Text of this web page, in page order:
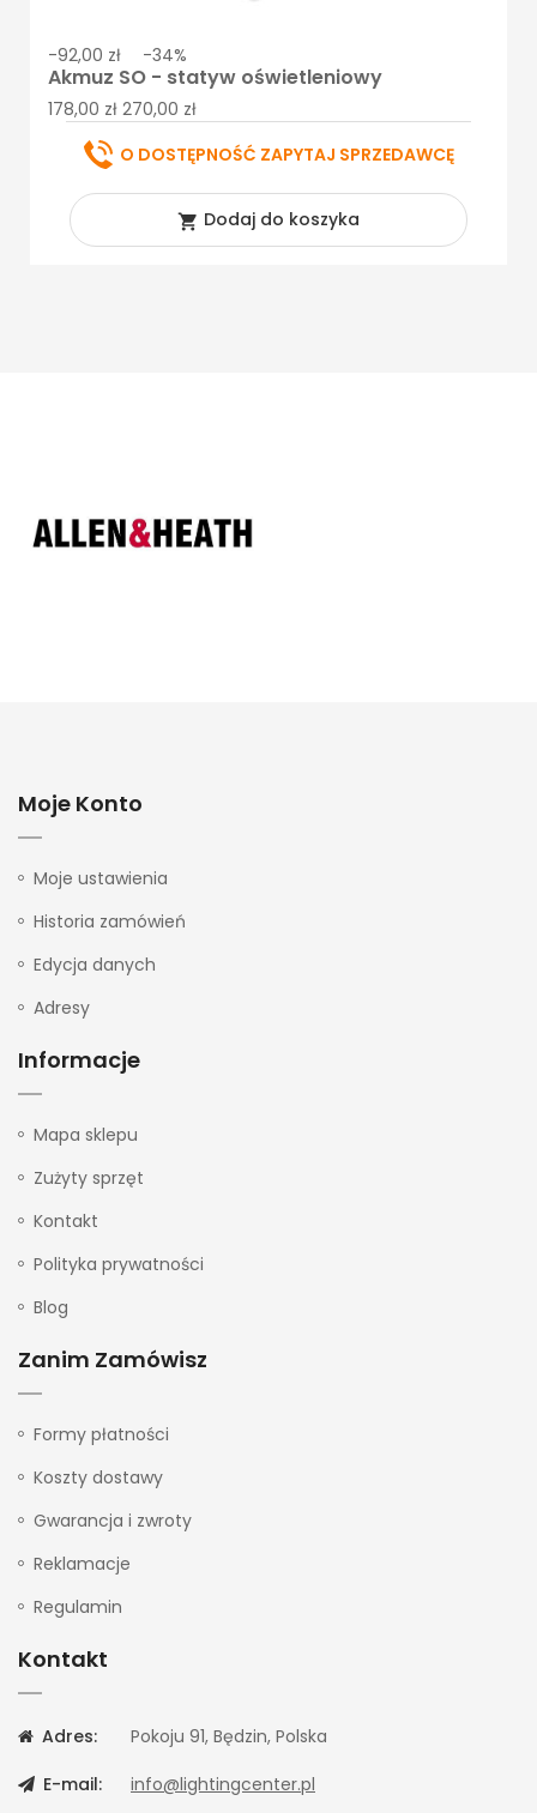
-92,00 zł -34%
Akmuz SO - statyw oświetleniowy
178,00 zł 270,00 zł
O DOSTĘPNOŚĆ ZAPYTAJ SPRZEDAWCĘ
 Dodaj do koszyka
Moje Konto
Moje ustawienia
Historia zamówień
Edycja danych
Adresy
Informacje
Mapa sklepu
Zużyty sprzęt
Kontakt
Polityka prywatności
Blog
Zanim Zamówisz
Formy płatności
Koszty dostawy
Gwarancja i zwroty
Reklamacje
Regulamin
Kontakt
Adres:
Pokoju 91, Będzin, Polska
E-mail:
info@lightingcenter.pl